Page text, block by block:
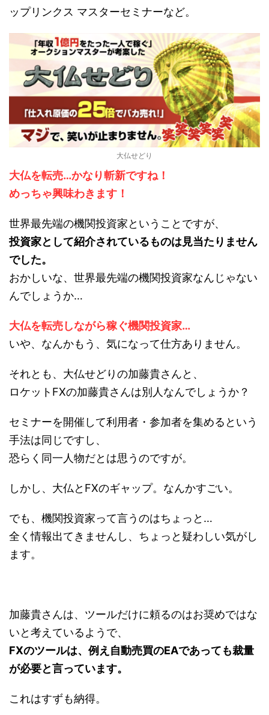
ップリンクス マスターセミナーなど。
大仏せどり
大仏を転売…かなり斬新ですね！
めっちゃ興味わきます！
世界最先端の機関投資家ということですが、
投資家として紹介されているものは見当たりません
でした。
おかしいな、世界最先端の機関投資家なんじゃない
んでしょうか…
大仏を転売しながら稼ぐ機関投資家…
いや、なんかもう、気になって仕方ありません。
それとも、大仏せどりの加藤貴さんと、
ロケットFXの加藤貴さんは別人なんでしょうか？
セミナーを開催して利用者・参加者を集めるという
手法は同じですし、
恐らく同一人物だとは思うのですが。
しかし、大仏とFXのギャップ。なんかすごい。
でも、機関投資家って言うのはちょっと…
全く情報出てきませんし、ちょっと疑わしい気がし
ます。
加藤貴さんは、ツールだけに頼るのはお奨めではな
いと考えているようで、
FXのツールは、例え自動売買のEAであっても裁量
が必要と言っています。
これはすずも納得。